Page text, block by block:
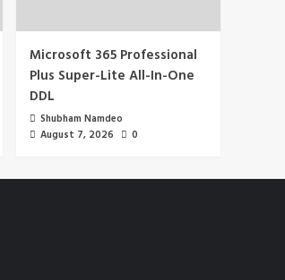
Microsoft 365 Professional
Plus Super-Lite All-In-One
DDL
Shubham Namdeo
August 7, 2026
0